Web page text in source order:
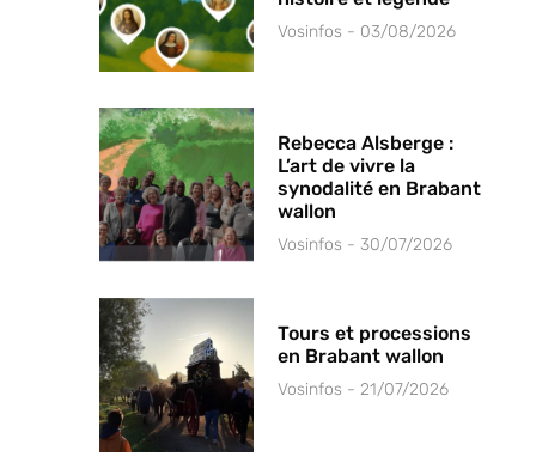
Vosinfos 03/08/2026
Rebecca Alsberge :
L’art de vivre la
synodalité en Brabant
wallon
Vosinfos 30/07/2026
Tours et processions
en Brabant wallon
Vosinfos 21/07/2026